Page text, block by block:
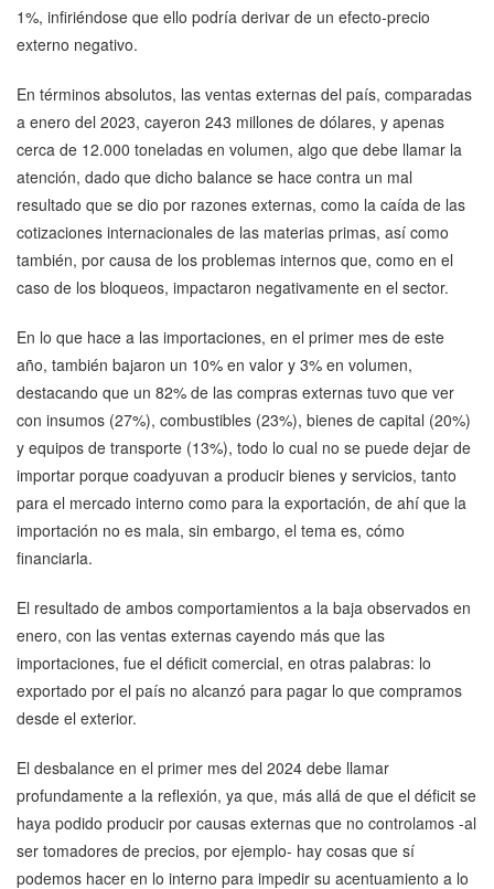
1%, infiriéndose que ello podría derivar de un efecto-precio
externo negativo.
En términos absolutos, las ventas externas del país, comparadas
a enero del 2023, cayeron 243 millones de dólares, y apenas
cerca de 12.000 toneladas en volumen, algo que debe llamar la
atención, dado que dicho balance se hace contra un mal
resultado que se dio por razones externas, como la caída de las
cotizaciones internacionales de las materias primas, así como
también, por causa de los problemas internos que, como en el
caso de los bloqueos, impactaron negativamente en el sector.
En lo que hace a las importaciones, en el primer mes de este
año, también bajaron un 10% en valor y 3% en volumen,
destacando que un 82% de las compras externas tuvo que ver
con insumos (27%), combustibles (23%), bienes de capital (20%)
y equipos de transporte (13%), todo lo cual no se puede dejar de
importar porque coadyuvan a producir bienes y servicios, tanto
para el mercado interno como para la exportación, de ahí que la
importación no es mala, sin embargo, el tema es, cómo
financiarla.
El resultado de ambos comportamientos a la baja observados en
enero, con las ventas externas cayendo más que las
importaciones, fue el déficit comercial, en otras palabras: lo
exportado por el país no alcanzó para pagar lo que compramos
desde el exterior.
El desbalance en el primer mes del 2024 debe llamar
profundamente a la reflexión, ya que, más allá de que el déficit se
haya podido producir por causas externas que no controlamos -al
ser tomadores de precios, por ejemplo- hay cosas que sí
podemos hacer en lo interno para impedir su acentuamiento a lo